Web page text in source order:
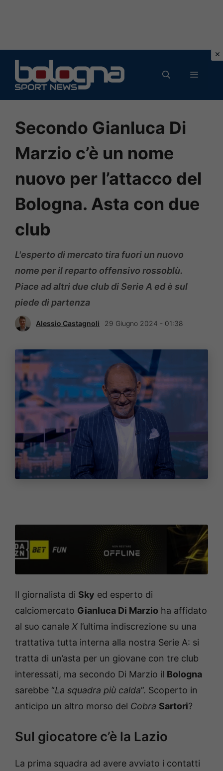
contenuto
MENU
Secondo Gianluca Di
Marzio c’è un nome
nuovo per l’attacco del
Bologna. Asta con due
club
L'esperto di mercato tira fuori un nuovo
nome per il reparto offensivo rossoblù.
Piace ad altri due club di Serie A ed è sul
piede di partenza
Alessio Castagnoli 29 Giugno 2024 - 01:38
Il giornalista di Sky ed esperto di
calciomercato Gianluca Di Marzio ha affidato
al suo canale X l’ultima indiscrezione su una
trattativa tutta interna alla nostra Serie A: si
tratta di un’asta per un giovane con tre club
interessati, ma secondo Di Marzio il Bologna
sarebbe “La squadra più calda”. Scoperto in
anticipo un altro morso del Cobra Sartori?
Sul giocatore c’è la Lazio
La prima squadra ad avere avviato i contatti